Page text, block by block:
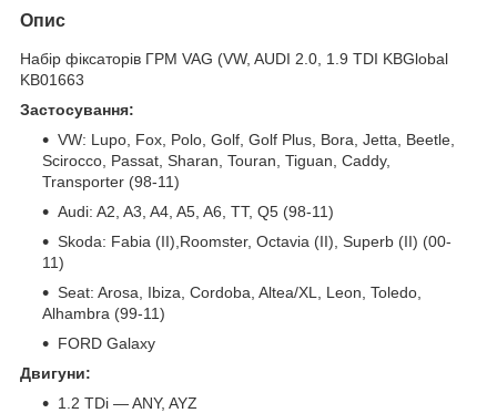
Опис
Набір фіксаторів ГРМ VAG (VW, AUDI 2.0, 1.9 TDI KBGlobal
KB01663
Застосування:
VW: Lupo, Fox, Polo, Golf, Golf Plus, Bora, Jetta, Beetle,
Scirocco, Passat, Sharan, Touran, Tiguan, Caddy,
Transporter (98-11)
Audi: A2, A3, A4, A5, A6, TT, Q5 (98-11)
Skoda: Fabia (II),Roomster, Octavia (II), Superb (II) (00-
11)
Seat: Arosa, Ibiza, Cordoba, Altea/XL, Leon, Toledo,
Alhambra (99-11)
FORD Galaxy
Двигуни:
1.2 TDi — ANY, AYZ